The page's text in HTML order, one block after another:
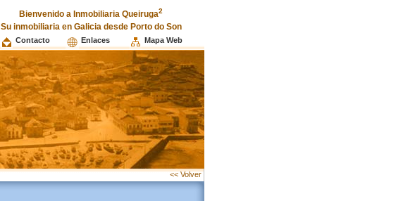
Bienvenido a Inmobiliaria Queiruga2
Su inmobiliaria en Galicia desde Porto do Son
Contacto Enlaces Mapa Web
<< Volver